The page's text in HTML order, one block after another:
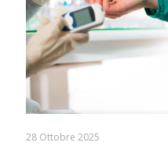
28 Ottobre 2025